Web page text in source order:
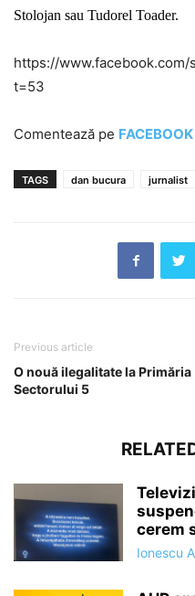
Stolojan sau Tudorel Toader.
https://
t=53
Comentează pe FACEBOOK
TAGS dan bucura jurnalist
Previous article
O nouă ilegalitate la Primăria
Sectorului 5
cerem
Ionescu